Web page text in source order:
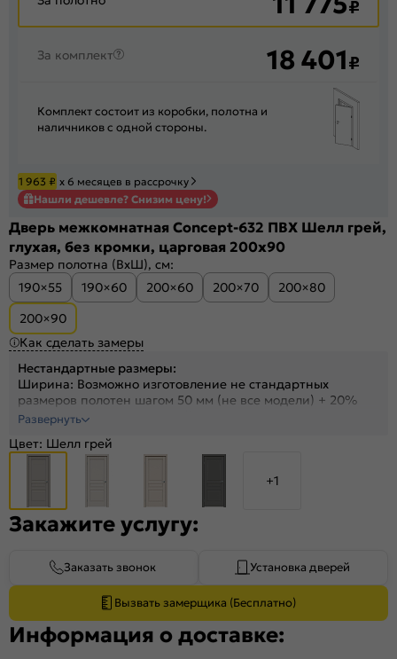
₽
За комплект 18 401₽
Комплект состоит из коробки, полотна и
наличников с одной стороны.
1 963 ₽ х 6 месяцев в рассрочку
Нашли дешевле? Снизим цену!
Дверь межкомнатная Concept-632 ПВХ Шелл грей,
глухая, без кромки, царговая 200x90
Размер полотна (ВхШ), см:
190×55
190×60 200×60 200×70
200×80
200×90
Как сделать замеры
Нестандартные размеры:
Ширина: Возможно изготовление не стандартных
размеров полотен шагом 50 мм (не все модели) + 20%
Высота: На полотна высотой от 1700 до 2300 мм +30%
Развернуть
Цвет: Шелл грей
+1
Закажите услугу:
Заказать звонок Установка дверей
Вызвать замерщика (Бесплатно)
Информация о доставке: